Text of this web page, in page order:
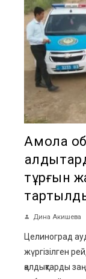
Ақмола
тұрғын
Дина Акишева
Целиноград
жүргізілген
қалдықтарды